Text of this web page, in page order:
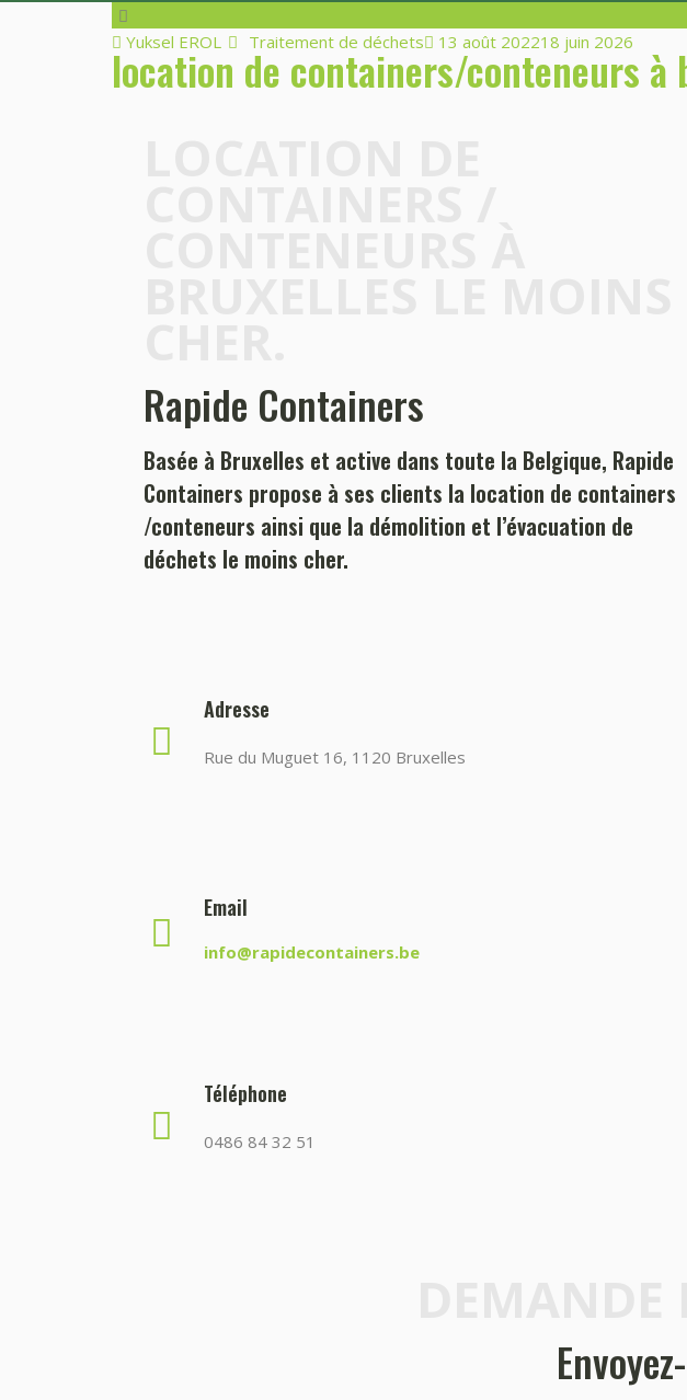
Author
Yuksel EROL Categories
Traitement de déchets
Posted
on
13 août 202218 juin 2026
location de containers/conteneurs à
Rapide Containers
Basée à Bruxelles et active dans toute la Belgique, Rapide
Containers propose à ses clients la location de containers
/conteneurs ainsi que la démolition et l’évacuation de
déchets le moins cher.
Adresse
Rue du Muguet 16, 1120 Bruxelles
Email
info@rapidecontainers.be
Téléphone
0486 84 32 51